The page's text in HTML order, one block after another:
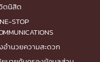
ตนิสิต
STOP
อำนวยความสะดวก